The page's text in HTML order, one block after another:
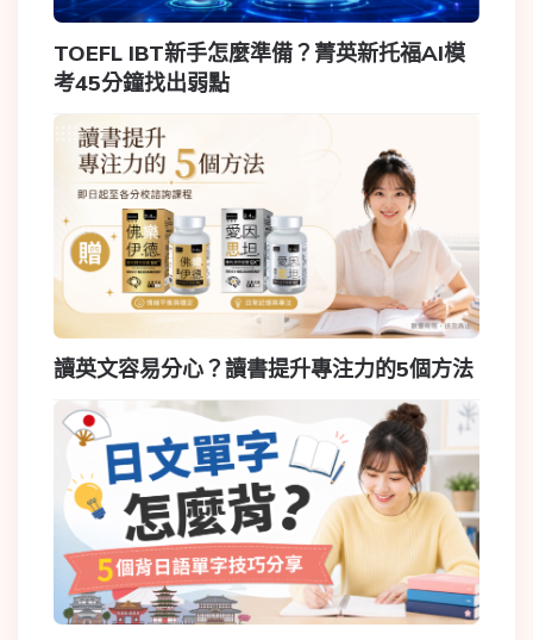
TOEFL IBT新手怎麼準備？菁英新托福AI模
考45分鐘找出弱點
讀英文容易分心？讀書提升專注力的5個方法